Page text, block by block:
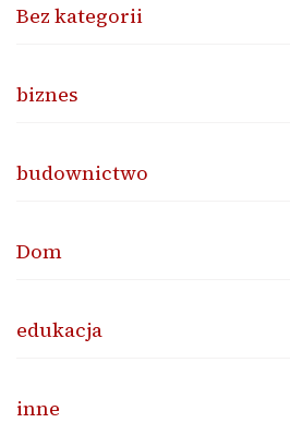
Bez kategorii
biznes
budownictwo
Dom
edukacja
inne